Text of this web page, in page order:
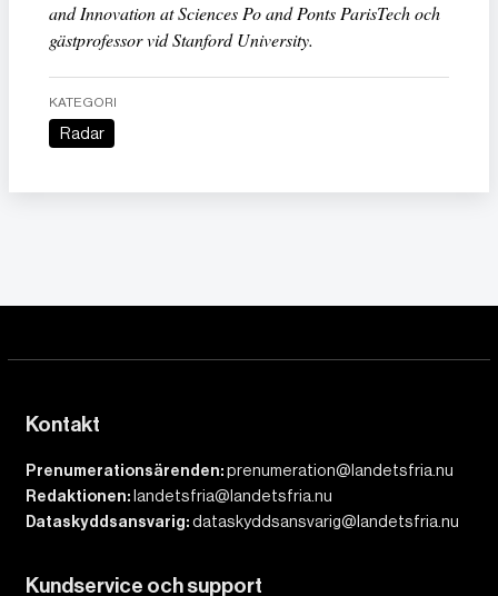
and Innovation at Sciences Po and Ponts ParisTech och
gästprofessor vid Stanford University.
KATEGORI
Radar
Kontakt
Prenumerationsärenden:prenumeration@landetsfria.nu
Redaktionen: landetsfria@landetsfria.nu
Dataskyddsansvarig:dataskyddsansvarig@landetsfria.nu
Kundservice och support